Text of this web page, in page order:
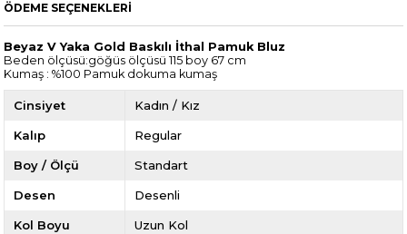
ÖDEME SEÇENEKLERI
Beyaz V Yaka Gold Baskılı İthal Pamuk Bluz
Beden ölçüsü:göğüs ölçüsü 115 boy 67 cm
Kumaş : %100 Pamuk dokuma kumaş
Cinsiyet Kadın / Kız
Kalıp Regular
Boy / Ölçü Standart
Desen Desenli
Kol Boyu Uzun Kol